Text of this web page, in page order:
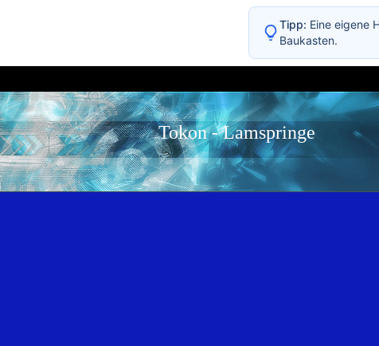
Tokon - Lamspringe
Tipp: Eine eigene
Baukasten.